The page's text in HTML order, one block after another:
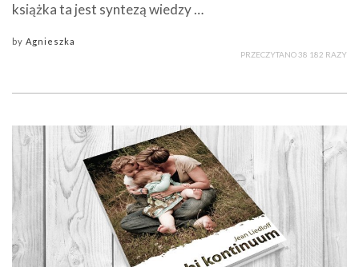
książka ta jest syntezą wiedzy …
by Agnieszka
PRZECZYTANO 38 182 RAZY